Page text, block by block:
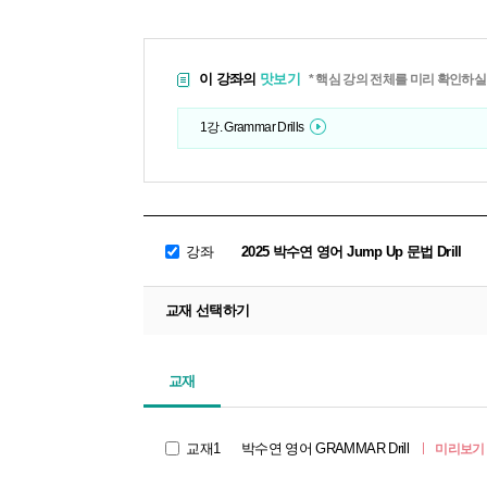
이 강좌의 맛보기 * 핵심 강의 전체를 미리 확인하
1강. Grammar Drills
강좌 2025 박수연 영어 Jump Up 문법 Drill
교재 선택하기
교재
교재1 박수연 영어 GRAMMAR Drill 미리보기